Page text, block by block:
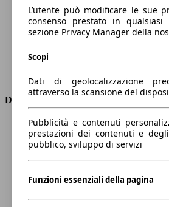
Coppia
122 nm
Cilindrata
1248 ccm
Carburante
Benzina
Trasmissione
Dimensioni
Lunghezza
4070
Altezza
1450 mm
Larghezza
Peso massimo
1560 kg
L’utente può modificare le sue
consenso prestato in qualsiasi
sezione Privacy Manager della
Scopi
Dati di geolocalizzazione
attraverso la scansione del
Pubblicità e contenuti
prestazioni dei contenuti e
pubblico, sviluppo di servizi
Funzioni essenziali della pagina